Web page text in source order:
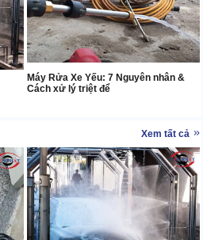
Máy Rửa Xe Yếu: 7 Nguyên nhân &
Cách xử lý triệt để
Xem tất cả